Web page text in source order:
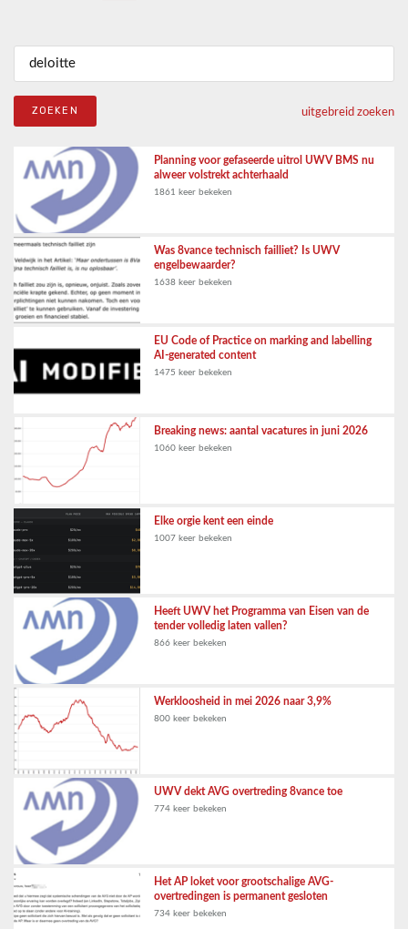
uitgebreid zoeken
Planning voor gefaseerde uitrol UWV BMS nu
alweer volstrekt achterhaald
1861 keer bekeken
Was 8vance technisch failliet? Is UWV
engelbewaarder?
1638 keer bekeken
EU Code of Practice on marking and labelling
AI-generated content
1475 keer bekeken
Breaking news: aantal vacatures in juni 2026
1060 keer bekeken
Elke orgie kent een einde
1007 keer bekeken
Heeft UWV het Programma van Eisen van de
tender volledig laten vallen?
866 keer bekeken
Werkloosheid in mei 2026 naar 3,9%
800 keer bekeken
UWV dekt AVG overtreding 8vance toe
774 keer bekeken
Het AP loket voor grootschalige AVG-
overtredingen is permanent gesloten
734 keer bekeken